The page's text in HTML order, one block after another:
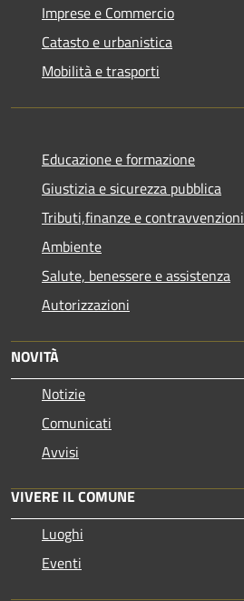
Imprese e Commercio
Catasto e urbanistica
Mobilità e trasporti
Educazione e formazione
Giustizia e sicurezza pubblica
Tributi,finanze e contravvenzioni
Ambiente
Salute, benessere e assistenza
Autorizzazioni
NOVITÀ
Notizie
Comunicati
Avvisi
VIVERE IL COMUNE
Luoghi
Eventi